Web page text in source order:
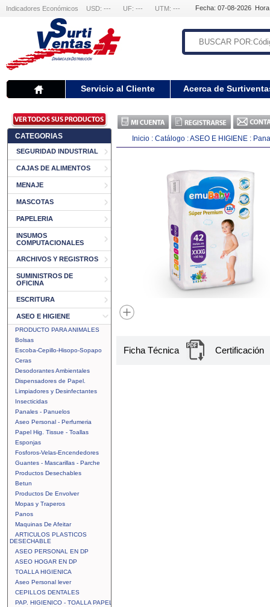
Indicadores Económicos USD: --- UF: --- UTM: --- Fecha: 07-08-2026
Servicio al Cliente Acerca de
CATEGORIAS
SEGURIDAD INDUSTRIAL
CAJAS DE ALIMENTOS
MENAJE
MASCOTAS
PAPELERIA
INSUMOS
COMPUTACIONALES
ARCHIVOS Y REGISTROS
SUMINISTROS DE
OFICINA
ESCRITURA
ASEO E HIGIENE
PRODUCTO PARA ANIMALES
Bolsas
Escoba-Cepillo-Hisopo-Sopapo
Ceras
Desodorantes Ambientales
Dispensadores de Papel.
Limpiadores y Desinfectantes
Insecticidas
Panales - Panuelos
Aseo Personal - Perfumeria
Papel Hig. Tissue - Toallas
Esponjas
Fosforos-Velas-Encendedores
Guantes - Mascarillas - Parche
Productos Desechables
Betun
Productos De Envolver
Mopas y Traperos
Panos
Maquinas De Afeitar
ARTICULOS PLASTICOS
DESECHABLE
ASEO PERSONAL EN DP
ASEO HOGAR EN DP
TOALLA HIGIENICA
Aseo Personal lever
CEPILLOS DENTALES
PAP. HIGIENICO - TOALLA PAPEL
Inicio : Catálogo :ASEO E HIGIENE :
Ficha Técnica Certificación